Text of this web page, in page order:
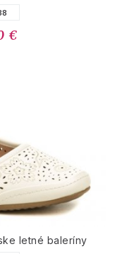
€
letné baleríny